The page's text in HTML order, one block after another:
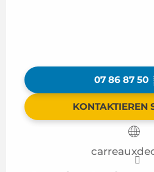
07 86 87 50
KONTAKTIEREN